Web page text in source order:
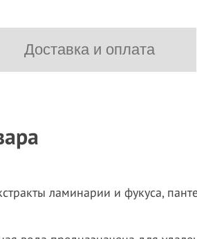
Доставка и оплата
ламинарии и фукуса,